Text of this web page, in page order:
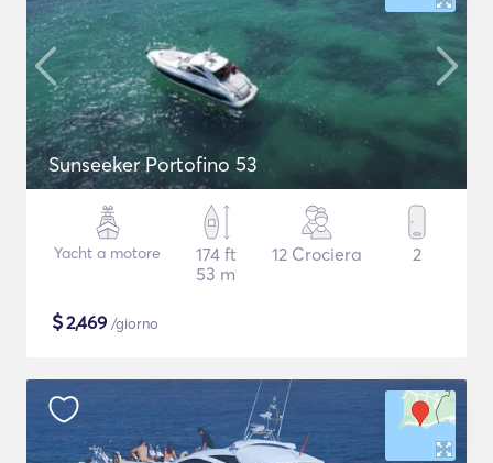
Sunseeker Portofino 53
Yacht a motore
174 ft
53 m
12 Crociera 2
$2,469 /giorno